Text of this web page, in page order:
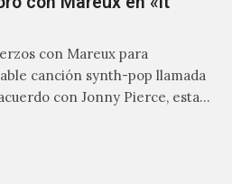
con Mareux para
canción synth-pop llamada
con Jonny Pierce, esta